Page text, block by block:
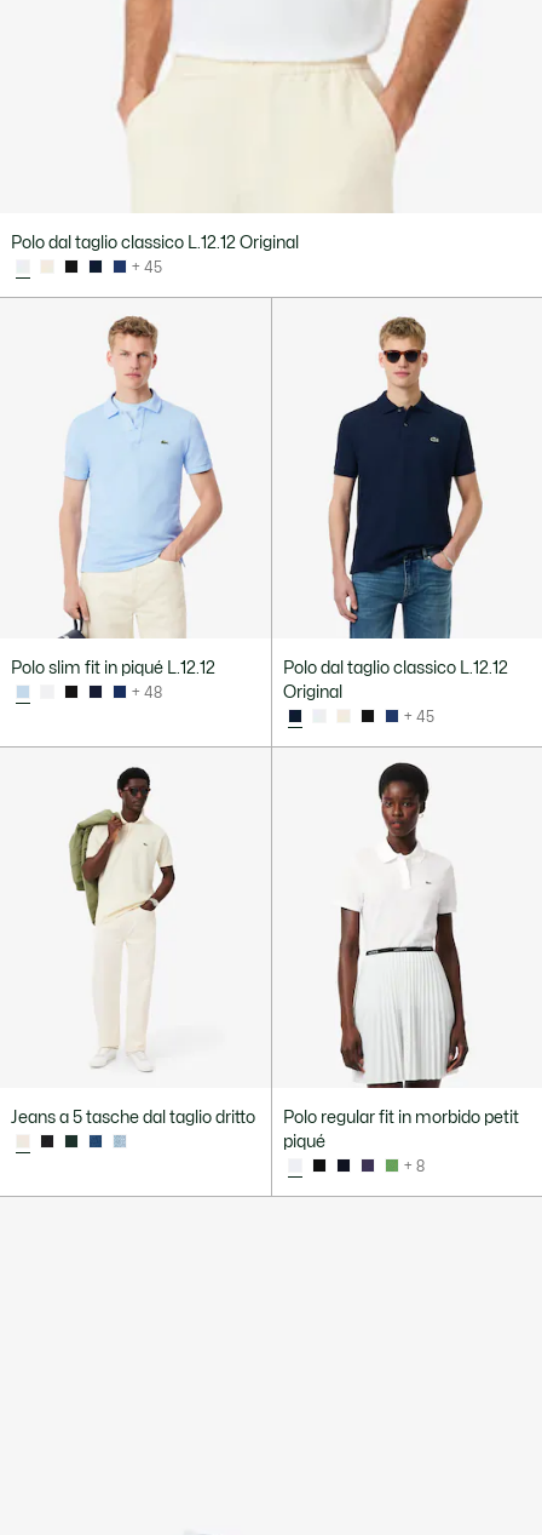
Polo dal taglio classico L.12.12 Original
+ 45
Polo slim fit in piqué L.12.12
+ 48
Polo dal taglio classico L.12.12
Original
+ 45
Jeans a 5 tasche dal taglio dritto
Polo regular fit in morbido petit
piqué
+ 8